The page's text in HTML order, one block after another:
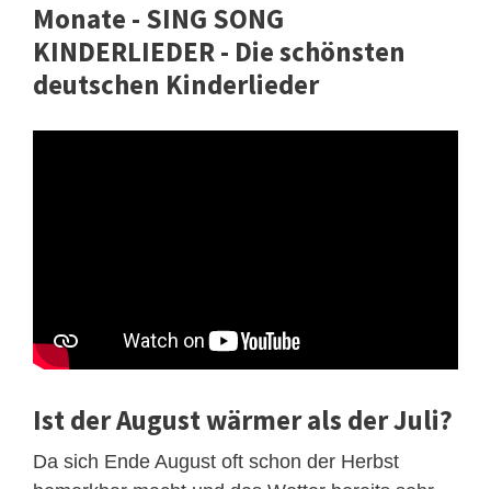
Monate - SING SONG
KINDERLIEDER - Die schönsten
deutschen Kinderlieder
Ist der August wärmer als der Juli?
Da sich Ende August oft schon der Herbst